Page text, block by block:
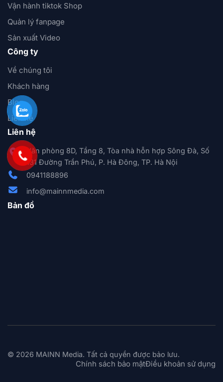
Vận hành tiktok Shop
Quản lý fanpage
Sản xuất Video
Công ty
Về chúng tôi
Khách hàng
Blog
Liên hệ
Liên hệ
Văn phòng 8D, Tầng 8, Tòa nhà hỗn hợp Sông Đà, Số
131 Đường Trần Phú, P. Hà Đông, TP. Hà Nội
0941188896
info@mainnmedia.com
Bản đồ
© 2026 MAINN Media. Tất cả quyền được bảo lưu.
Chính sách bảo mậtĐiều khoản sử dụng